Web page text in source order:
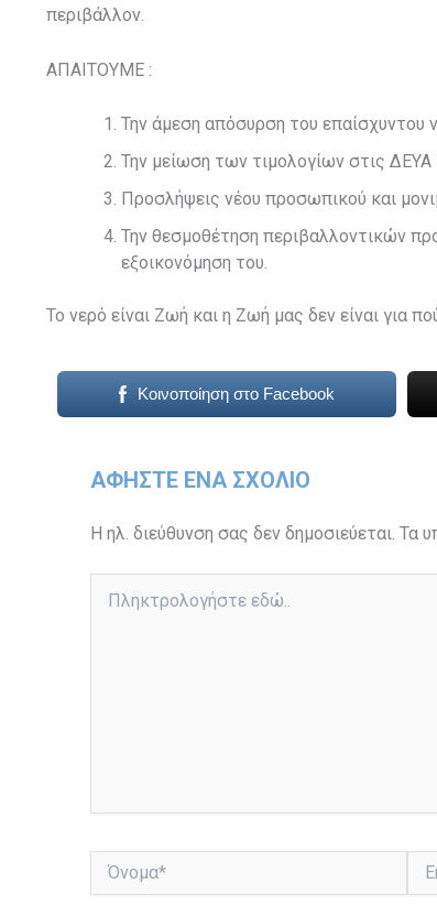
περιβάλλον.
ΑΠΑΙΤΟΥΜΕ :
Την άμεση απόσυρση του
Την μείωση των τιμολογίων στις ΔΕΥΑ
Προσλήψεις νέου προσωπικού και
Την θεσμοθέτηση περιβαλλοντικών
εξοικονόμηση του.
Το νερό είναι Ζωή και η Ζωή μας δεν είναι για
Κοινοποίηση στο Facebook
ΑΦΉΣΤΕ ΈΝΑ ΣΧΌΛΙΟ
Η ηλ. διεύθυνση σας δεν δημοσιεύεται. Τα
εδώ..
Όνομα*